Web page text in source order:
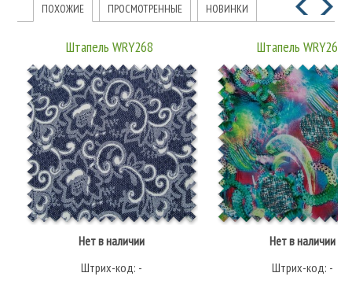
ПОХОЖИЕ ПРОСМОТРЕННЫЕ НОВИНКИ
Штапель WRY268
Нет в наличии
Штрих-код: -
Штапель WRY269
Нет в наличии
Штрих-код: -